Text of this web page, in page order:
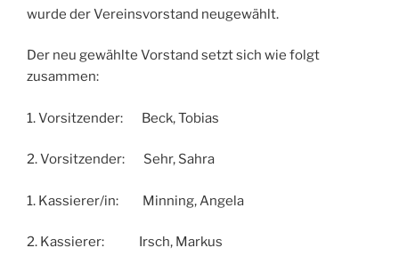
wurde der Vereinsvorstand neugewählt.
Der neu gewählte Vorstand setzt sich wie folgt
zusammen:
1. Vorsitzender: Beck, Tobias
2. Vorsitzender: Sehr, Sahra
1. Kassierer/in: Minning, Angela
2. Kassierer: Irsch, Markus